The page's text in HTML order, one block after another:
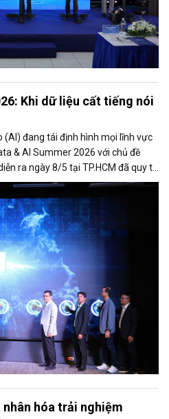
Khi dữ liệu cất tiếng nói
(AI) đang tái định hình mọi lĩnh vực
& AI Summer 2026 với chủ đề
ra ngày 8/5 tại TP.HCM đã quy tụ
quan quản lý, chuyên gia công nghệ,
đồng đổi mới sáng tạo.
hóa trải nghiệm